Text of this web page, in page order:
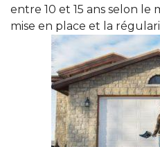
entre 10 et 15 ans selon le
mise en place et la